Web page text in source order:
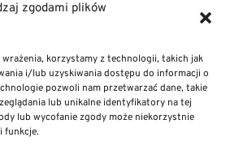
zgodami plików
wrażenia, korzystamy z technologii, takich jak
i/lub uzyskiwania dostępu do informacji o
pozwoli nam przetwarzać dane, takie
lub unikalne identyfikatory na tej
lub wycofanie zgody może niekorzystnie
funkcje.
accessibility